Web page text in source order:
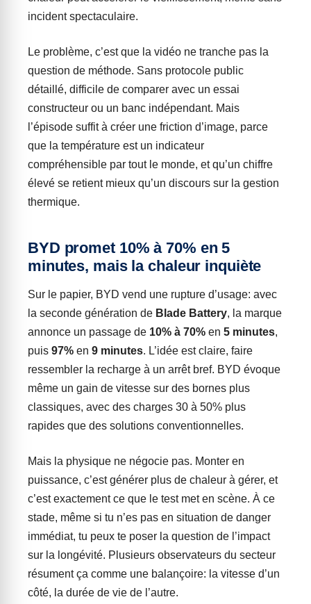
incident spectaculaire.
Le problème, c’est que la vidéo ne tranche pas la
question de méthode. Sans protocole public
détaillé, difficile de comparer avec un essai
constructeur ou un banc indépendant. Mais
l’épisode suffit à créer une friction d’image, parce
que la température est un indicateur
compréhensible par tout le monde, et qu’un chiffre
élevé se retient mieux qu’un discours sur la gestion
thermique.
BYD promet 10% à 70% en 5
minutes, mais la chaleur inquiète
Sur le papier, BYD vend une rupture d’usage: avec
la seconde génération de Blade Battery, la marque
annonce un passage de 10% à 70% en 5 minutes,
puis 97% en 9 minutes. L’idée est claire, faire
ressembler la recharge à un arrêt bref. BYD évoque
même un gain de vitesse sur des bornes plus
classiques, avec des charges 30 à 50% plus
rapides que des solutions conventionnelles.
Mais la physique ne négocie pas. Monter en
puissance, c’est générer plus de chaleur à gérer, et
c’est exactement ce que le test met en scène. À ce
stade, même si tu n’es pas en situation de danger
immédiat, tu peux te poser la question de l’impact
sur la longévité. Plusieurs observateurs du secteur
résument ça comme une balançoire: la vitesse d’un
côté, la durée de vie de l’autre.